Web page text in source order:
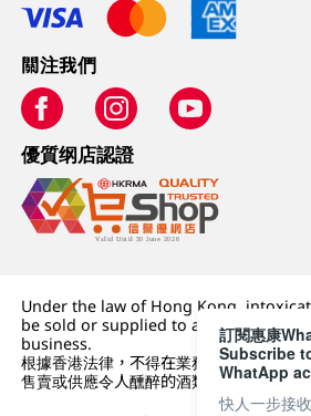
關注我們
優質纲店認證
Under the law of Hong Kong,
be sold or supplied to a minor (under
business.
根據香港法律，不得在業務過程中，向未
售賣或供應令人醺醉的酒類。
訂閱惠康
Subscribe
WhatApp
快人一步接